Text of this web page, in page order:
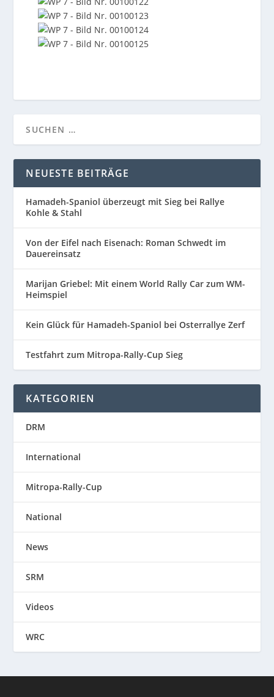
NEUESTE BEITRÄGE
Hamadeh-Spaniol überzeugt mit Sieg bei Rallye
Kohle & Stahl
Von der Eifel nach Eisenach: Roman Schwedt im
Dauereinsatz
Marijan Griebel: Mit einem World Rally Car zum WM-
Heimspiel
Kein Glück für Hamadeh-Spaniol bei Osterrallye Zerf
Testfahrt zum Mitropa-Rally-Cup Sieg
KATEGORIEN
DRM
International
Mitropa-Rally-Cup
National
News
SRM
Videos
WRC